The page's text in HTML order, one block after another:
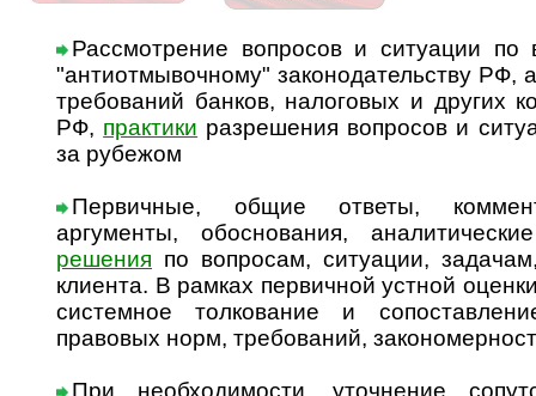
Рассмотрение вопросов и ситуации по
"антиотмывочному" законодательству РФ,
требований банков, налоговых и других
РФ, практики разрешения вопросов и
за рубежом
Первичные, общие ответы,
аргументы, обоснования,
решения по вопросам, ситуации,
клиента. В рамках первичной устной
системное толкование и
правовых норм, требований,
При необходимости, уточнение